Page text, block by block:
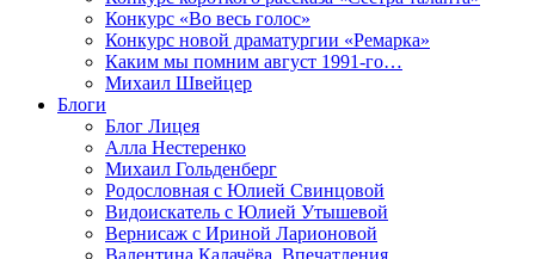
Конкурс «Во весь голос»
Конкурс новой драматургии «Ремарка»
Каким мы помним август 1991-го…
Михаил Швейцер
Блоги
Блог Лицея
Алла Нестеренко
Михаил Гольденберг
Родословная с Юлией Свинцовой
Видоискатель с Юлией Утышевой
Вернисаж с Ириной Ларионовой